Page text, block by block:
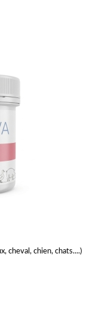
cheval, chien, chats....)